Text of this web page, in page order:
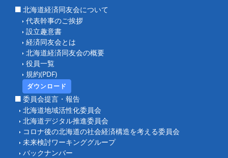
北海道経済同友会について
代表幹事のご挨拶
設立趣意書
経済同友会とは
北海道経済同友会の概要
役員一覧
規約(PDF)
ダウンロード
委員会提言・報告
北海道地域活性化委員会
北海道デジタル推進委員会
コロナ後の北海道の社会経済構造を考える委員会
未来検討ワーキンググループ
バックナンバー